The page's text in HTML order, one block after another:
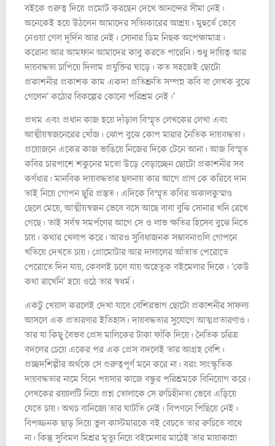
বইকে গুরুত্ব দিয়ে প্রমোট করছেন দেখে আনন্দের সীমা নেই।
অনেকেই হয়ে উঠলেন আমাদের সত্যিকারের আশ্রয়। মুহুর্তে ভেবে
নেওয়া গেল দূর্দিন আর নেই। সোনার ডিম নিছক অপেক্ষামাত্র।
করোনা আর আমফান আমাদের কাবু করতে পারেনি। শুধু দায়িত্ব আর
দায়বদ্ধতা চাপিয়ে দিলাম প্রযুক্তির ঘাড়ে। কত সহজেই ছোটো
প্রকাশনীর প্রকাশক কাম একদা প্রতিশ্রুতি সম্পন্ন কবি বা লেখক বুঝে
গেলেন’ কঠোর বিকল্পের কোনো পরিশ্রম নেই।’
প্রথম এবং প্রধান কাজ হয়ে দাঁড়াল বিস্মৃত লেখকের লেখা এবং
আত্মীয়স্বজনেরের খোঁজ। ঝোপ বুঝে কোপ মারার নৈতিক দায়বদ্ধতা।
প্রয়োজনে একের কাজ ভাঙিয়ে নিজের দিকে টেনে আনা। আজ বিস্মৃত
কবির চারপাশে শকুনের মতো উড়ে বেড়াচ্ছেন ছোটো প্রকাশনীর সব
কর্ণধার। মানবিক দায়বদ্ধতার ছলনায় কার আগে প্রাণ কে করিবে দান
তাই নিয়ে গোপন ছুরি প্রস্তুত। এদিকে বিস্মৃত কবির অকালকুষ্মাণ্ড
ছেলে মেয়ে, আত্মীয়স্বজন ভেবে বসে আছে বাবা বুঝি সোনার খনি রেখে
গেছে। তাই সর্বস্ব সমর্পণের আগে সে ও লাভ ক্ষতির হিসেব বুঝে নিতে
চায়। কথার খেলাপ করে। আরও সুবিধাজনক সম্ভাবনাগুলি গোপনে
খতিয়ে দেখতে চায়। প্রোমোটার আর দালালের আঁতাত পেরোতে
পেরোতে দিন যায়, কেবলই চলে যায় অহেতুক বইমেলার দিকে। ‘কেউ
কথা রাখেনি’ হয়ে ওঠে তার স্বধর্ম।
একটু খেয়াল করলেই দেখা যাবে বেশিরভাগ ছোটো প্রকাশনীর সাফল্য
আসলে এক প্রতারণার ইতিহাস। দায়বদ্ধতার সুযোগে আত্মপ্রতারণাও।
তার যা কিছু বৈভব প্রেস মালিকের টাকা ফাঁকি দিয়ে। নৈতিক চরিত্র
বদলের চেয়ে একের পর এক প্রেস বদলেই তার আগ্রহ বেশি।
প্রচ্ছদশিল্পীর অর্থকে সে গুরুত্বপূর্ণ মনে করে না। বরং সাংস্কৃতিক
দায়বদ্ধতার নামে বিনে পয়সার কাজে বন্ধুর পরিশ্রমকে বিনিয়োগ করে।
লেখকের রয়্যালটি নিয়ে প্রশ্ন তোলাকে সে রুচিহীনতা ভেবে এড়িয়ে
যেতে চায়। অথচ বানিজ্যে তার ঘাটতি নেই। বিপণনে পিছিয়ে নেই।
বিপজ্জনক ছাড় দিয়ে ভুল কাস্টমারকে বই বেচতে তার রুচিতে বাধে
না। কিন্তু সুবিমল মিশ্রর মৃত্যু নিয়ে বইমেলার মাঠেই তার মায়াকান্না